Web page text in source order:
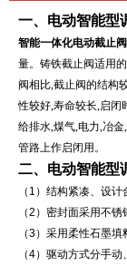
一、 电动智能型
智能一体化电动截止阀
量。铸铁截止阀适用
阀相比,截止阀的结构
性较好,寿命较长,启闭
给排水,煤气,电力,冶
管路上作启闭用。
二、 电动智能型
（1）结构紧凑、设
（2）密封面采用不
（3）采用柔性石墨
（4）驱动方式分手